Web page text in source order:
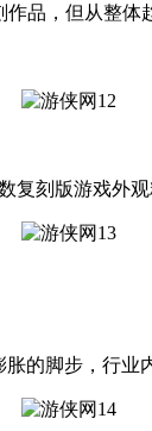
，但从整体
版游戏外
脚步，行业